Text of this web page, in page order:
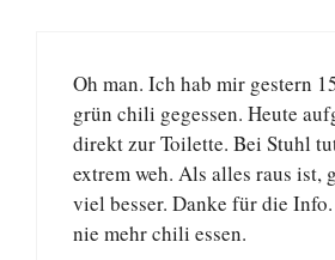
Oh man. Ich hab mir gestern
grün chili gegessen. Heute
direkt zur Toilette. Bei Stuhl
extrem weh. Als alles raus ist,
viel besser. Danke für die
nie mehr chili essen.